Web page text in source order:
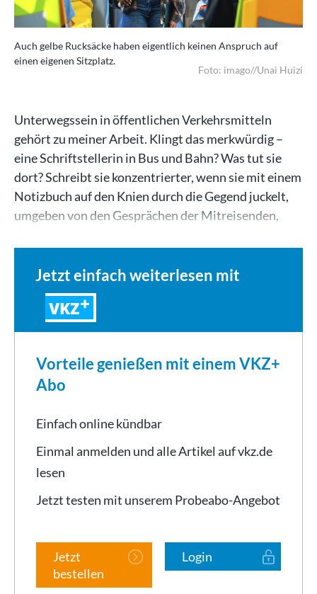
Auch gelbe Rucksäcke haben eigentlich keinen Anspruch auf
einen eigenen Sitzplatz.
Foto: imago//Unai Huizi
Unterwegssein in öffentlichen Verkehrsmitteln
gehört zu meiner Arbeit. Klingt das merkwürdig –
eine Schriftstellerin in Bus und Bahn? Was tut sie
dort? Schreibt sie konzentrierter, wenn sie mit einem
Notizbuch auf den Knien durch die Gegend juckelt,
umgeben von den Gesprächen der Mitreisenden,
Jetzt einfach weiterlesen mit
VKZ
Vorteile genießen mit einem VKZ+
Abo
Einfach online kündbar
Einmal anmelden und alle Artikel auf vkz.de
lesen
Jetzt testen mit unserem Probeabo-Angebot
Jetzt
bestellen
Login